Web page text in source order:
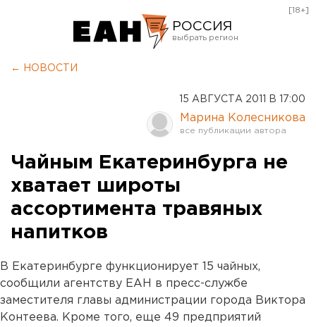
РОССИЯ
Оренбург
[18+]
← НОВОСТИ
15 АВГУСТА 2011 В 17:00
Марина Колесникова
Чайным Екатеринбурга не
хватает широты
ассортимента травяных
напитков
В Екатеринбурге функционирует 15 чайных,
сообщили агентству ЕАН в пресс-службе
заместителя главы администрации города Виктора
Контеева. Кроме того, еще 49 предприятий